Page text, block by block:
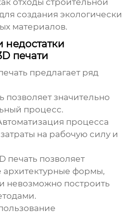
отходы строительной
создания экологически
материалов.
печати
предлагает ряд
позволяет значительно
процесс.
процесса
на рабочую силу и
печать позволяет
архитектурные формы,
невозможно построить